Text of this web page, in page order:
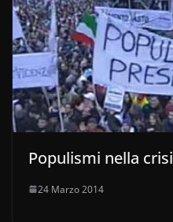
Populismi nella crisi
24 Marzo 2014